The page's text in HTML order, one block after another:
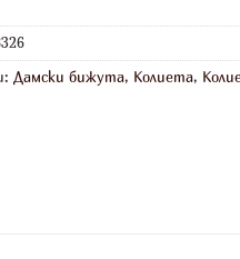
Дамски бижута, Колиета,